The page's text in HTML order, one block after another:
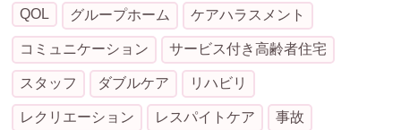
QOL グループホーム ケアハラスメント
コミュニケーション サービス付き高齢者住宅
スタッフ ダブルケア リハビリ
レクリエーション レスパイトケア 事故